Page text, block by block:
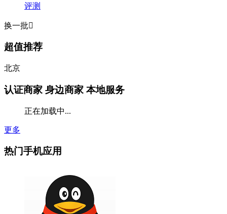
评测
换一批
超值推荐
北京
认证商家 身边商家 本地服务
正在加载中...
更多
热门手机应用